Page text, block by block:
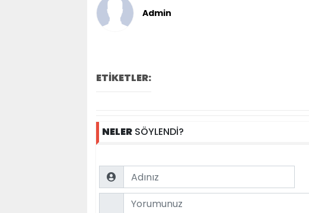
Admin
ETİKETLER:
NELER SÖYLENDİ?
Name
Comment